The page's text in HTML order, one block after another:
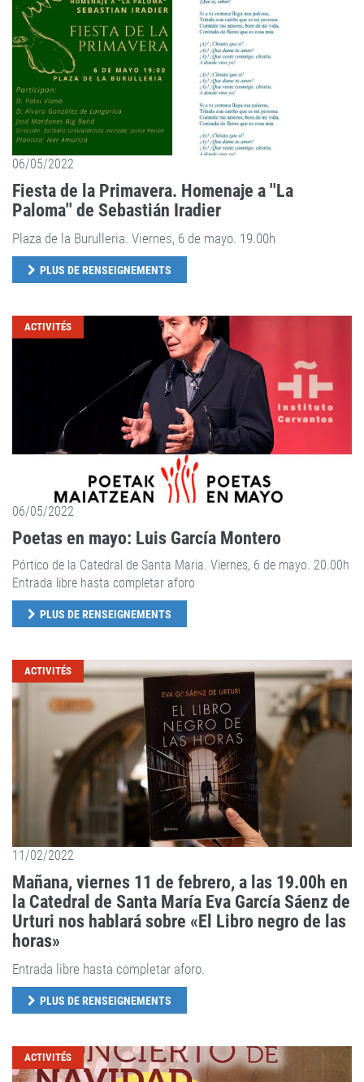
06/05/2022
Fiesta de la Primavera. Homenaje a ''La
Paloma'' de Sebastián Iradier
Plaza de la Burulleria. Viernes, 6 de mayo. 19.00h
PLUS DE RENSEIGNEMENTS
ACTIVITÉS
06/05/2022
Poetas en mayo: Luis García Montero
Pórtico de la Catedral de Santa Maria. Viernes, 6 de mayo. 20.00h
Entrada libre hasta completar aforo
PLUS DE RENSEIGNEMENTS
ACTIVITÉS
11/02/2022
Mañana, viernes 11 de febrero, a las 19.00h en
la Catedral de Santa María Eva García Sáenz de
Urturi nos hablará sobre «El Libro negro de las
horas»
Entrada libre hasta completar aforo.
PLUS DE RENSEIGNEMENTS
ACTIVITÉS